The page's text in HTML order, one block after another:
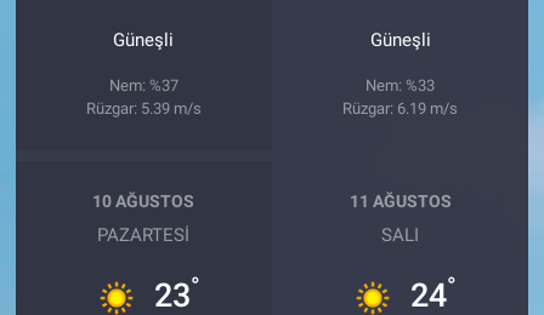
Güneşli
Nem: %37
Rüzgar: 5.39 m/s
Güneşli
Nem: %33
Rüzgar: 6.19 m/s
10 AĞUSTOS
PAZARTESI
23°
11 AĞUSTOS
SALI
24°